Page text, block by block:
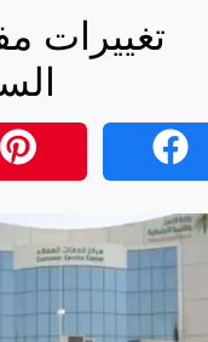
تغييرات